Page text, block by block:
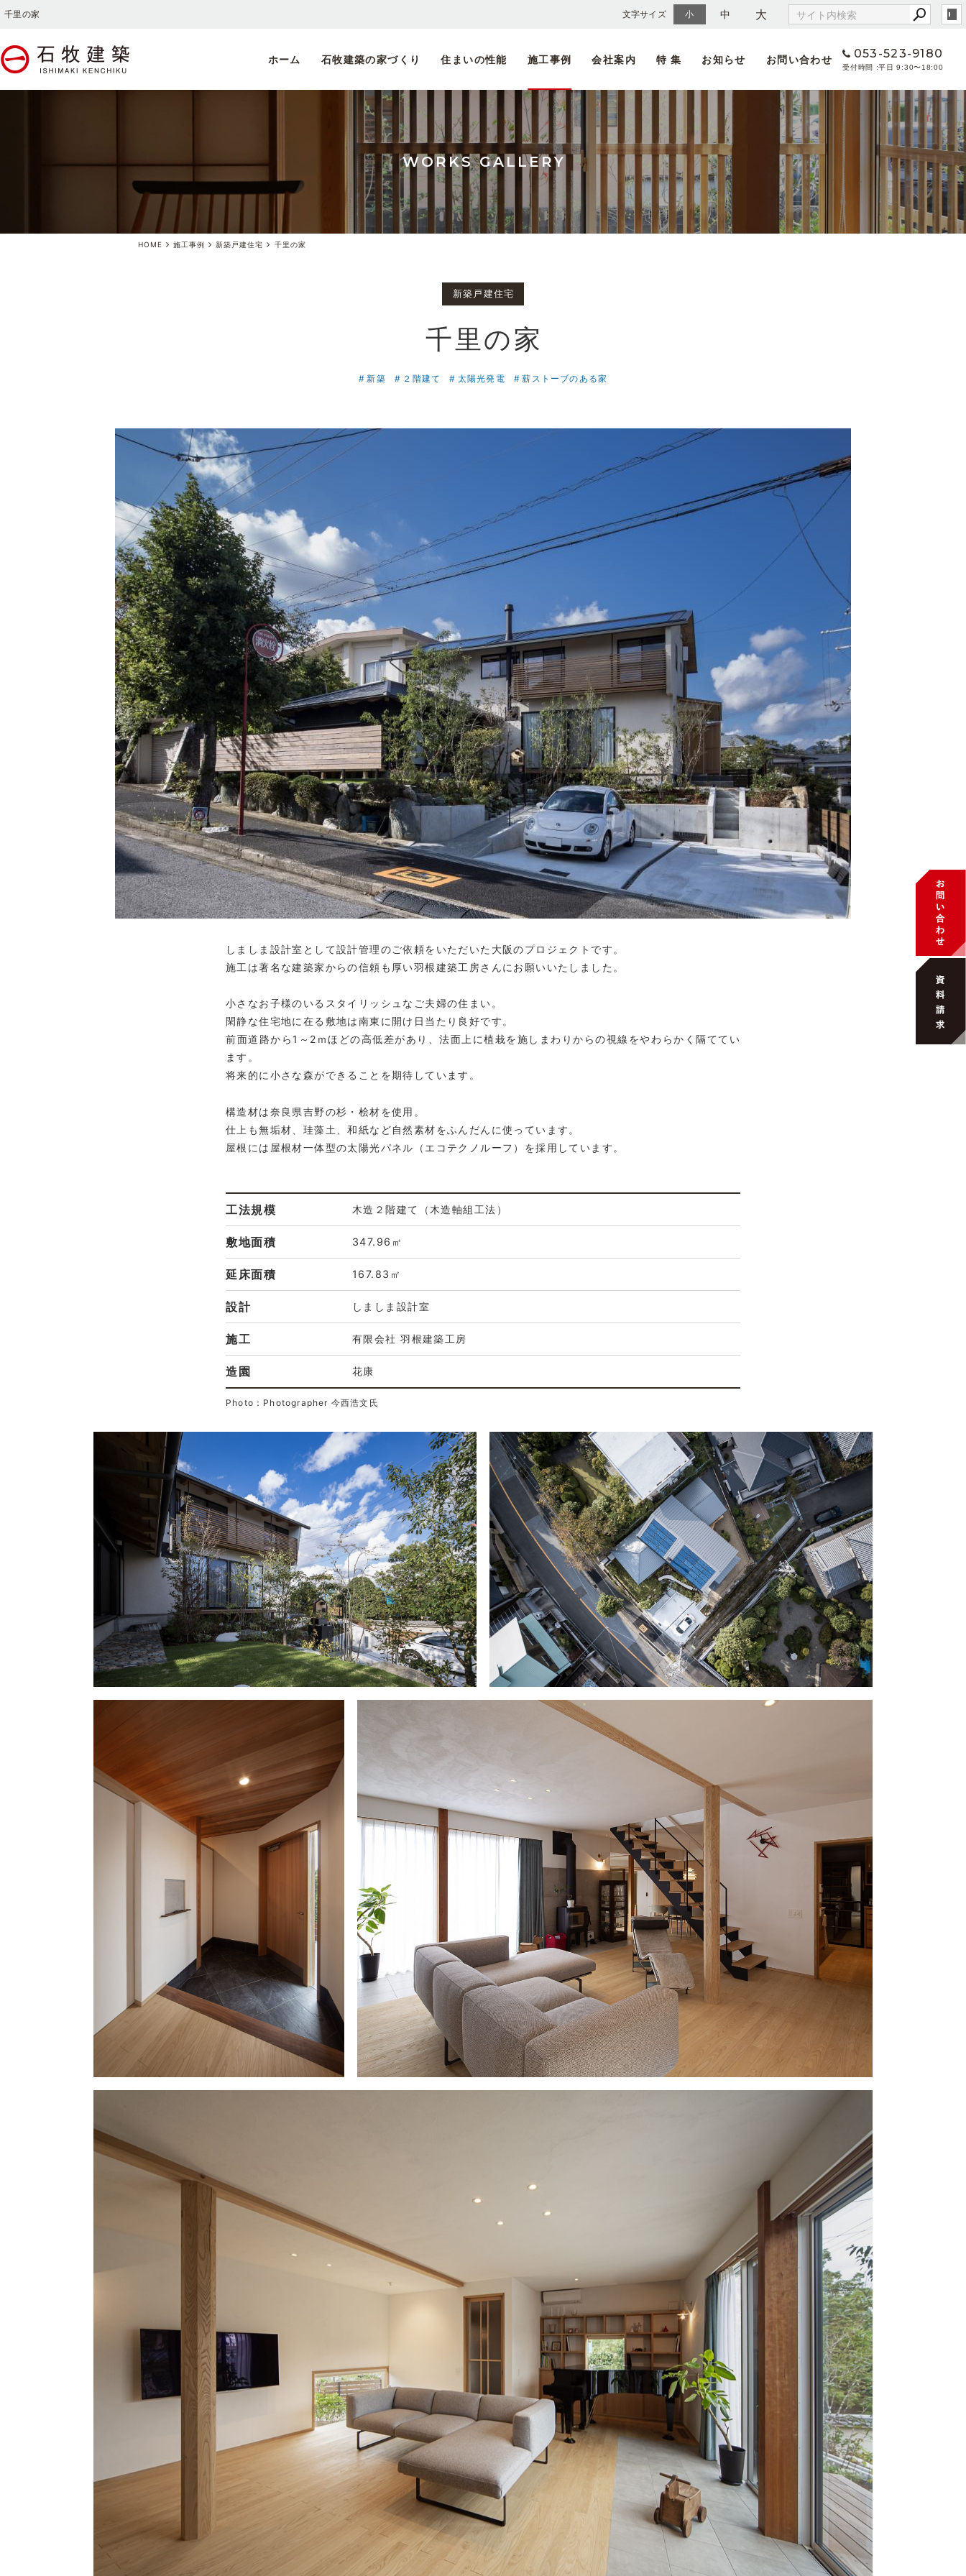
千里の家 文字サイズ 小 中 大
ホーム 石牧建築の家づくり 住まいの性能 施工事例 会社案内 特 集 お知らせ お問い合わせ 053-523-9180
平日 9:30〜18:00
WORKS GALLERY
HOME 施工事例 新築戸建住宅 千里の家
新築戸建住宅
千里の家
新築 ２階建て 太陽光発電 薪ストーブのある家
しましま設計室として設計管理のご依頼をいただいた大阪のプロジェクトです。
施工は著名な建築家からの信頼も厚い羽根建築工房さんにお願いいたしました。
小さなお子様のいるスタイリッシュなご夫婦の住まい。
閑静な住宅地に在る敷地は南東に開け日当たり良好です。
前面道路から1～2ｍほどの高低差があり、法面上に植栽を施しまわりからの視線をやわらかく隔ててい
ます。
将来的に小さな森ができることを期待しています。
構造材は奈良県吉野の杉・桧材を使用。
仕上も無垢材、珪藻土、和紙など自然素材をふんだんに使っています。
屋根には屋根材一体型の太陽光パネル（エコテクノルーフ）を採用しています。
工法規模 木造２階建て （木造軸組工法）
敷地面積 347.96㎡
延床面積 167.83㎡
設計 しましま設計室
施工 有限会社 羽根建築工房
造園 花康
Photo：Photographer 今西浩文氏